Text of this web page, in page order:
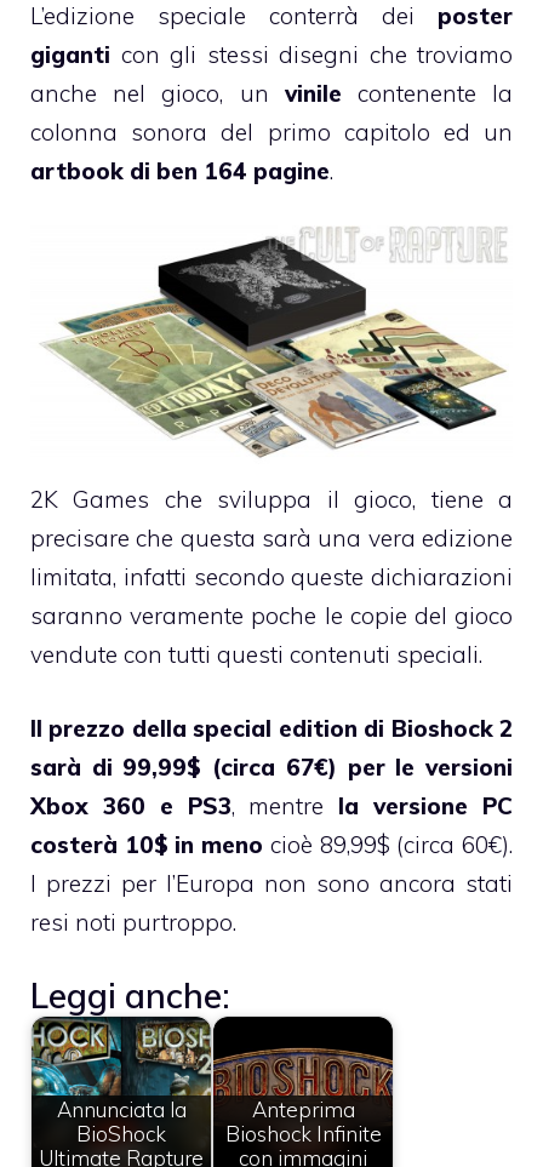
L’edizione speciale conterrà dei poster
giganti con gli stessi disegni che troviamo
anche nel gioco, un vinile contenente la
colonna sonora del primo capitolo ed un
artbook di ben 164 pagine.
2K Games che sviluppa il gioco, tiene a
precisare che questa sarà una vera edizione
limitata, infatti secondo queste dichiarazioni
saranno veramente poche le copie del gioco
vendute con tutti questi contenuti speciali.
Il prezzo della special edition di Bioshock 2
sarà di 99,99$ (circa 67€) per le versioni
Xbox 360 e PS3, mentre la versione PC
costerà 10$ in meno cioè 89,99$ (circa 60€).
I prezzi per l’Europa non sono ancora stati
resi noti purtroppo.
Leggi anche:
Annunciata la
BioShock
Ultimate Rapture
Anteprima
Bioshock Infinite
con immagini